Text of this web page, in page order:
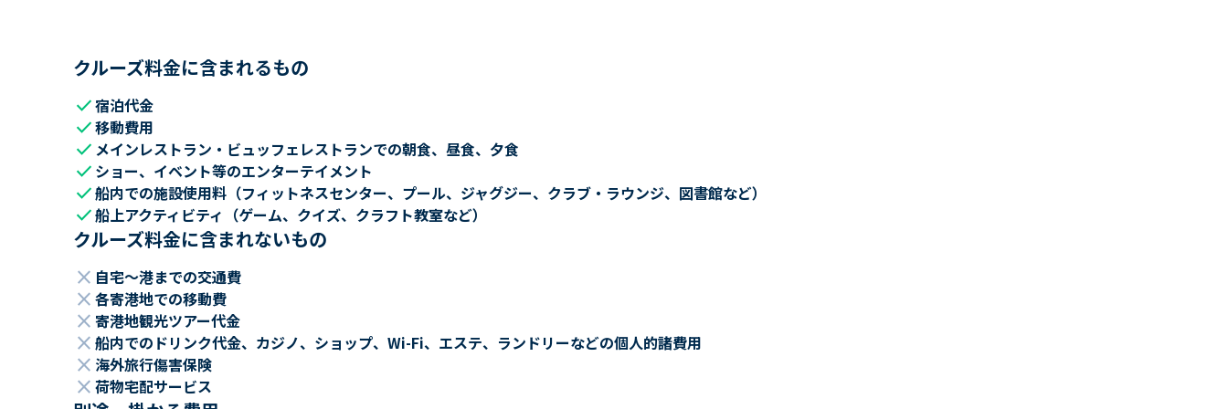
クルーズ料金に含まれるもの
check宿泊代金
check移動費用
check メインレストラン・ビュッフェレストランでの朝食、昼食、夕食
check ショー、イベント等のエンターテイメント
check船内での施設使用料（フィットネスセンター、プール、ジャグジー、クラブ・ラウンジ、図書館など）
check船上アクティビティ（ゲーム、クイズ、クラフト教室など）
クルーズ料金に含まれないもの
close 自宅～港までの交通費
close 各寄港地での移動費
close 寄港地観光ツアー代金
close 船内でのドリンク代金、カジノ、ショップ、Wi-Fi、エステ、ランドリーなどの個人的諸費用
close 海外旅行傷害保険
close 荷物宅配サービス